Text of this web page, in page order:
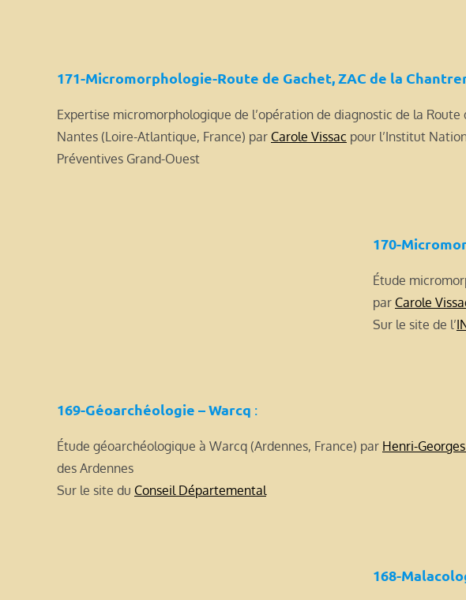
171-Micromorphologie-Route de Gachet, ZAC de la
Expertise micromorphologique de l’opération de diagnostic de la Route
Nantes (Loire-Atlantique, France) par Carole Vissac pour l’Institut
Préventives Grand-Ouest
170-
Étude
par Carole
Sur le site de l’
169-Géoarchéologie – Warcq :
Étude géoarchéologique à Warcq (Ardennes, France) par Henri-
des Ardennes
Sur le site du Conseil Départemental
168-